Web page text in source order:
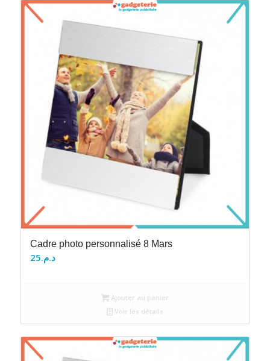
Cadre photo personnalisé 8 Mars
د.م.25
Ajouter au panier
Voir les détails